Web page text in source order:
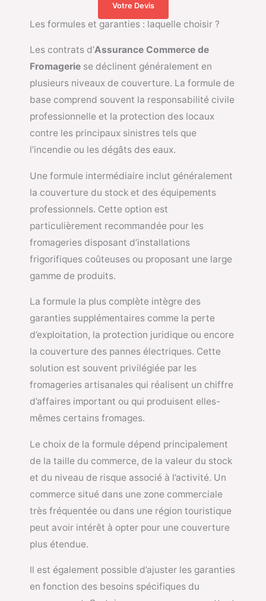
Votre Devis
Les formules et garanties : laquelle choisir ?
Les contrats d’Assurance Commerce de
Fromagerie se déclinent généralement en
plusieurs niveaux de couverture. La formule de
base comprend souvent la responsabilité civile
professionnelle et la protection des locaux
contre les principaux sinistres tels que
l’incendie ou les dégâts des eaux.
Une formule intermédiaire inclut généralement
la couverture du stock et des équipements
professionnels. Cette option est
particulièrement recommandée pour les
fromageries disposant d’installations
frigorifiques coûteuses ou proposant une large
gamme de produits.
La formule la plus complète intègre des
garanties supplémentaires comme la perte
d’exploitation, la protection juridique ou encore
la couverture des pannes électriques. Cette
solution est souvent privilégiée par les
fromageries artisanales qui réalisent un chiffre
d’affaires important ou qui produisent elles-
mêmes certains fromages.
Le choix de la formule dépend principalement
de la taille du commerce, de la valeur du stock
et du niveau de risque associé à l’activité. Un
commerce situé dans une zone commerciale
très fréquentée ou dans une région touristique
peut avoir intérêt à opter pour une couverture
plus étendue.
Il est également possible d’ajuster les garanties
en fonction des besoins spécifiques du